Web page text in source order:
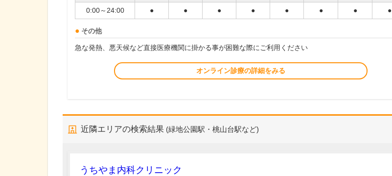
0:00～24:00 ● ● ● ● ● ● ● ●
その他
急な発熱、悪天候など直接医療機関に掛かる事が困難な際にご利用ください
オンライン診療の詳細をみる
近隣エリアの検索結果 (緑地公園駅・桃山台駅など)
うちやま内科クリニック